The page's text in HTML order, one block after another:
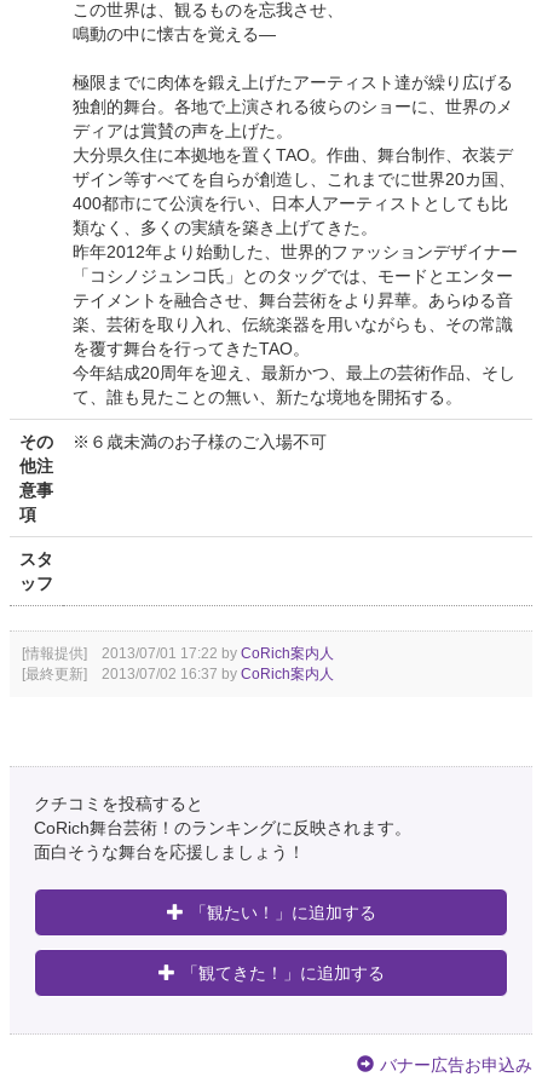
この世界は、観るものを忘我させ、
鳴動の中に懐古を覚える—
極限までに肉体を鍛え上げたアーティスト達が繰り広げる
独創的舞台。各地で上演される彼らのショーに、世界のメ
ディアは賞賛の声を上げた。
大分県久住に本拠地を置くTAO。作曲、舞台制作、衣装デ
ザイン等すべてを自らが創造し、これまでに世界20カ国、
400都市にて公演を行い、日本人アーティストとしても比
類なく、多くの実績を築き上げてきた。
昨年2012年より始動した、世界的ファッションデザイナー
「コシノジュンコ氏」とのタッグでは、モードとエンター
テイメントを融合させ、舞台芸術をより昇華。あらゆる音
楽、芸術を取り入れ、伝統楽器を用いながらも、その常識
を覆す舞台を行ってきたTAO。
今年結成20周年を迎え、最新かつ、最上の芸術作品、そし
て、誰も見たことの無い、新たな境地を開拓する。
その
他注
意事
項
※６歳未満のお子様のご入場不可
スタ
ッフ
[情報提供] 2013/07/01 17:22 by CoRich案内人
[最終更新] 2013/07/02 16:37 by CoRich案内人
クチコミを投稿すると
CoRich舞台芸術！のランキングに反映されます。
面白そうな舞台を応援しましょう！
「観たい！」に追加する
「観てきた！」に追加する
バナー広告お申込み